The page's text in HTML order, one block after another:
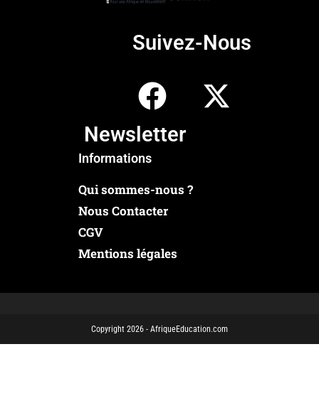
Suivez-Nous
Newsletter
Informations
Qui sommes-nous ?
Nous Contacter
CGV
Mentions légales
Copyright 2026 - AfriqueEducation.com